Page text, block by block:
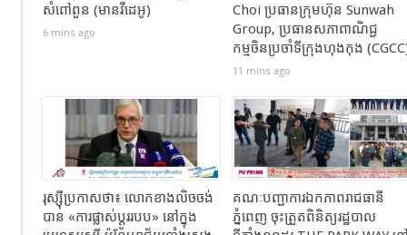
សំពៅពួន (មានវីដេអូ)
6 mins ago
Choi ប្រធានក្រុមហ៊ុន Sunwah
Group, ប្រធានសភាពាណិជ្ជ
កម្មចិនប្រចាំទីក្រុងហុងកុង
11 mins ago
រុស្ស៊ីប្រកាសថា៖ លោកខាងលិចចង់
បាន «ការផ្លាស់ប្តូររបប» នៅក្នុង
គណៈបញ្ជាការឯកភាពរាជធានី
ភ្នំពេញ ចុះត្រួតពិនិត្យរដ្ឋបាល